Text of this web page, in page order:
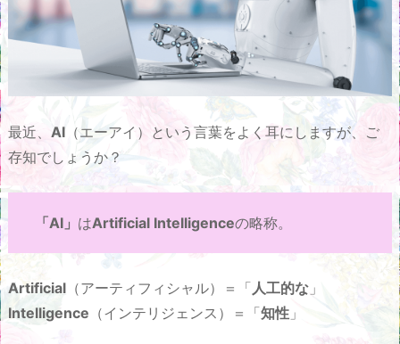
最近、 AI （エーアイ）という言葉をよく耳にしますが、ご
存知でしょうか？
「AI」 はArtificial Intelligenceの略称。
Artificial （アーティフィシャル）＝「人工的な 」
Intelligence （インテリジェンス）＝「知性 」